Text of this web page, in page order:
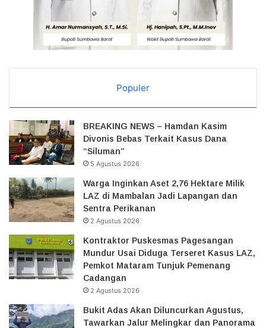
Populer
BREAKING NEWS – Hamdan Kasim
Divonis Bebas Terkait Kasus Dana
“Siluman”
5 Agustus 2026
Warga Inginkan Aset 2,76 Hektare Milik
LAZ di Mambalan Jadi Lapangan dan
Sentra Perikanan
2 Agustus 2026
Kontraktor Puskesmas Pagesangan
Mundur Usai Diduga Terseret Kasus LAZ,
Pemkot Mataram Tunjuk Pemenang
Cadangan
2 Agustus 2026
Bukit Adas Akan Diluncurkan Agustus,
Tawarkan Jalur Melingkar dan Panorama